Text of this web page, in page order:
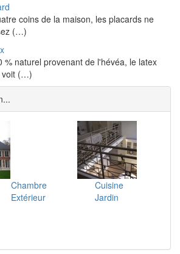
coins de la maison, les placards ne
(…)
% naturel provenant de l'hévéa, le latex
voit (…)
Chambre
Cuisine
Extérieur
Jardin